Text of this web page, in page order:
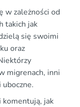
w zależności od
takich jak
się swoimi
oraz
migrenach, inni
komentują, jak